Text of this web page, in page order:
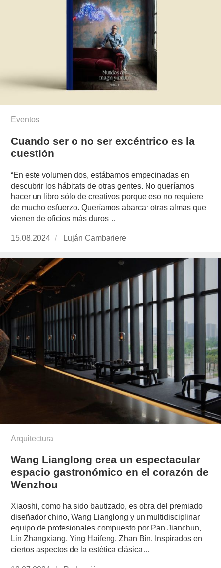
Eventos
Cuando ser o no ser excéntrico es la
cuestión
“En este volumen dos, estábamos empecinadas en
descubrir los hábitats de otras gentes. No queríamos
hacer un libro sólo de creativos porque eso no requiere
de mucho esfuerzo. Queríamos abarcar otras almas que
vienen de oficios más duros…
Publicado
15.08.2024
https://www.experimenta.es/author/lujan-
Luján Cambariere
Arquitectura
Wang Lianglong crea un espectacular
espacio gastronómico en el corazón de
Wenzhou
Xiaoshi, como ha sido bautizado, es obra del premiado
diseñador chino, Wang Lianglong y un multidisciplinar
equipo de profesionales compuesto por Pan Jianchun,
Lin Zhangxiang, Ying Haifeng, Zhan Bin. Inspirados en
ciertos aspectos de la estética clásica…